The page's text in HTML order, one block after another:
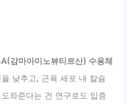
감마아미노뷰티르산) 수용체
낮추고, 근육 세포 내 칼슘
와준다는 건 연구로도 입증